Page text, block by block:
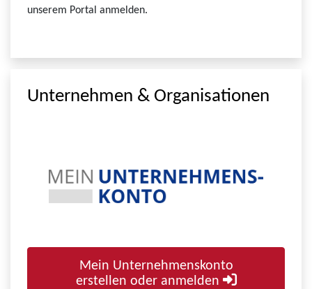
unserem Portal anmelden.
Unternehmen & Organisationen
Mein Unternehmenskonto
erstellen oder anmelden